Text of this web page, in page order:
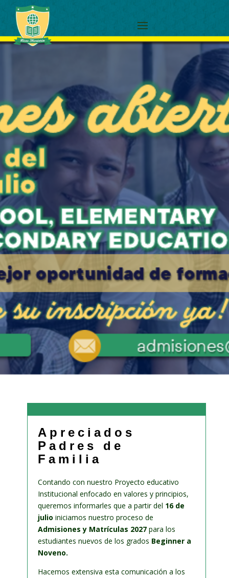
Apreciados
Padres de
Familia
Contando con nuestro Proyecto educativo
Institucional enfocado en valores y principios,
queremos informarles que a partir del 16 de
julio iniciamos nuestro proceso de
Admisiones y Matrículas 2027para los
estudiantes nuevos de los grados Beginner a
Noveno.
Hacemos extensiva esta comunicación a los